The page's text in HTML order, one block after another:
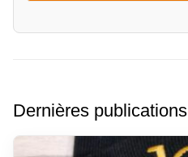
Dernières publications